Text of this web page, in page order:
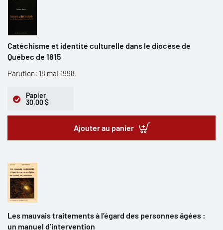
Catéchisme et identité culturelle dans le diocèse de
Québec de 1815
Parution: 18 mai 1998
Papier
30,00 $
Ajouter au panier
Les mauvais traitements à l’égard des personnes âgées :
un manuel d’intervention